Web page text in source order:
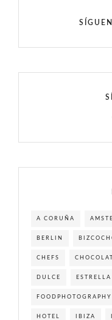
A CORUÑA
BERLIN
CHEFS
DULCE
FOODPHOTOGRAPHY
HOTEL IBIZA